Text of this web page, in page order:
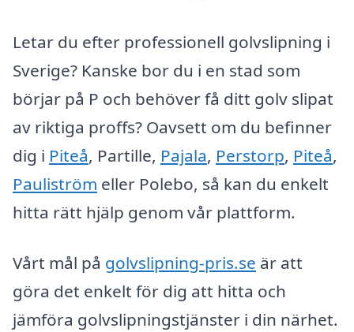
Letar du efter professionell golvslipning i
Sverige? Kanske bor du i en stad som
börjar på P och behöver få ditt golv slipat
av riktiga proffs? Oavsett om du befinner
dig i Piteå, Partille, Pajala, Perstorp, Piteå,
Pauliström eller Polebo, så kan du enkelt
hitta rätt hjälp genom vår plattform.
Vårt mål på golvslipning-pris.se är att
göra det enkelt för dig att hitta och
jämföra golvslipningstjänster i din närhet.